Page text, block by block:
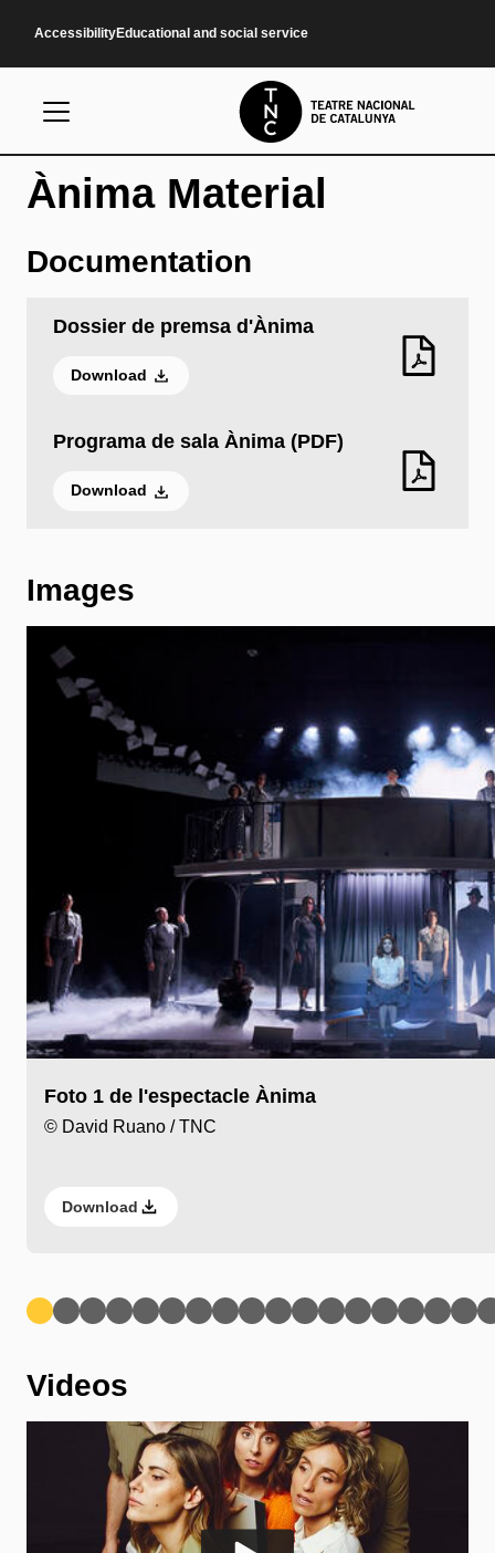
AccessibilityEducational and social service
Ànima Material
Documentation
Dossier de premsa d'Ànima
Download
Programa de sala Ànima (PDF)
Download
Images
Foto 1 de l'espectacle Ànima
© David Ruano / TNC
Download
Anterior
Següent
Videos